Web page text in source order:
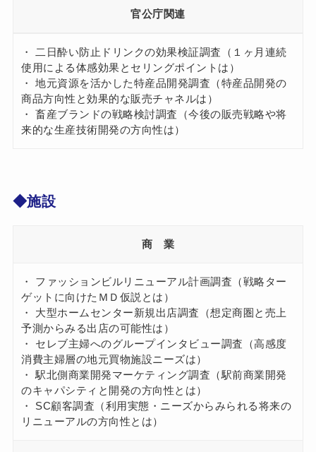
官公庁関連
・ 二日酔い防止ドリンクの効果検証調査（１ヶ月連続
使用による体感効果とセリングポイントは）
・ 地元資源を活かした特産品開発調査（特産品開発の
商品方向性と効果的な販売チャネルは）
・ 畜産ブランドの戦略検討調査（今後の販売戦略や将
来的な生産技術開発の方向性は）
◆施設
商 業
・ ファッションビルリニューアル計画調査（戦略ター
ゲットに向けたＭＤ仮説とは）
・ 大型ホームセンター新規出店調査（想定商圏と売上
予測からみる出店の可能性は）
・ セレブ主婦へのグループインタビュー調査（高感度
消費主婦層の地元買物施設ニーズは）
・ 駅北側商業開発マーケティング調査（駅前商業開発
のキャパシティと開発の方向性とは）
・ SC顧客調査（利用実態・ニーズからみられる将来の
リニューアルの方向性とは）